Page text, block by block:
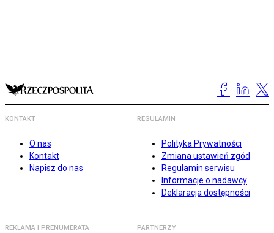
KONTAKT
O nas
Kontakt
Napisz do nas
REGULAMIN
Polityka Prywatności
Zmiana ustawień zgód
Regulamin serwisu
Informacje o nadawcy
Deklaracja dostępności
REKLAMA I PRENUMERATA PARTNERZY